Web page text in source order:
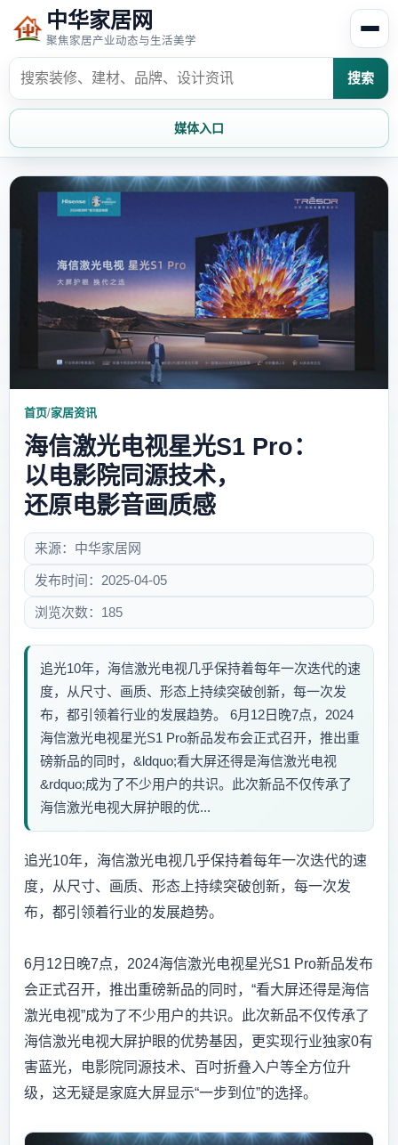
中华家居网
聚焦家居产业动态与生活美学
搜索
媒体入口
首页 家居资讯
家居欣赏
时尚饰家 装修设计
家具知识 家居文化
创意家居
首页/家居资讯
海信激光电视星光S1 Pro：
以电影院同源技术，
还原电影音画质感
来源：中华家居网
发布时间：2025-04-05
浏览次数：185
追光10年，海信激光电视几乎保持着每年一次迭代的速
度，从尺寸、画质、形态上持续突破创新，每一次发
布，都引领着行业的发展趋势。 6月12日晚7点，2024
海信激光电视星光S1 Pro新品发布会正式召开，推出重
磅新品的同时，&ldquo;看大屏还得是海信激光电视
&rdquo;成为了不少用户的共识。此次新品不仅传承了
海信激光电视大屏护眼的优...
追光10年，海信激光电视几乎保持着每年一次迭代的速
度，从尺寸、画质、形态上持续突破创新，每一次发
布，都引领着行业的发展趋势。
6月12日晚7点，2024海信激光电视星光S1 Pro新品发布
会正式召开，推出重磅新品的同时，“看大屏还得是海信
激光电视”成为了不少用户的共识。此次新品不仅传承了
海信激光电视大屏护眼的优势基因，更实现行业独家0有
害蓝光，电影院同源技术、百吋折叠入户等全方位升
级，这无疑是家庭大屏显示“一步到位”的选择。